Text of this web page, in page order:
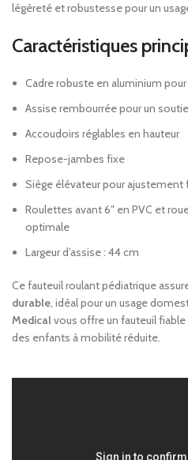
légèreté et robustesse pour un
Caractéristiques
Cadre robuste en aluminium
Assise rembourrée pour un
Accoudoirs réglables en hauteur
Repose-jambes fixe
Siège élévateur pour ajustement
Roulettes avant 6″ en PVC et
optimale
Largeur d’assise : 44 cm
Ce fauteuil roulant pédiatrique
durable, idéal pour un usage
Medicalvous offre un fauteuil
des enfants à mobilité réduite.